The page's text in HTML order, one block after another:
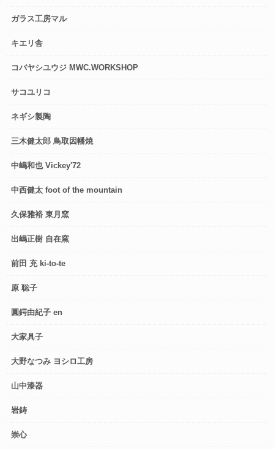
ガラス工房マル
キエリ舎
コバヤシユウジ MWC.WORKSHOP
サコユリコ
ネギシ製陶
三木健太郎 鳥取因幡焼
中嶋和也 Vickey'72
中西健太 foot of the mountain
久保雅裕 東月窯
出嶋正樹 自在窯
前田 充 ki-to-te
原 聡子
圓鍔由紀子 en
大家具子
大野なつみ ヨシロ工房
山中漆器
岩鋳
崇心